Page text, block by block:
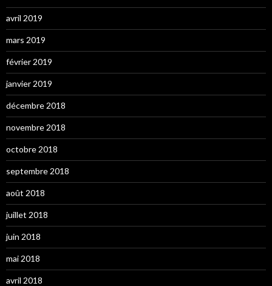
avril 2019
mars 2019
février 2019
janvier 2019
décembre 2018
novembre 2018
octobre 2018
septembre 2018
août 2018
juillet 2018
juin 2018
mai 2018
avril 2018